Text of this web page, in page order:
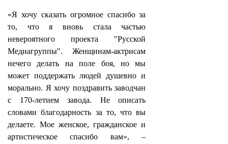
«Я хочу сказать огромное спасибо за
то, что я вновь стала частью
невероятного проекта "Русской
Медиагруппы". Женщинам-актрисам
нечего делать на поле боя, но мы
может поддержать людей душевно и
морально. Я хочу поздравить заводчан
с 170-летием завода. Не описать
словами благодарность за то, что вы
делаете. Мое женское, гражданское и
артистическое спасибо вам», –